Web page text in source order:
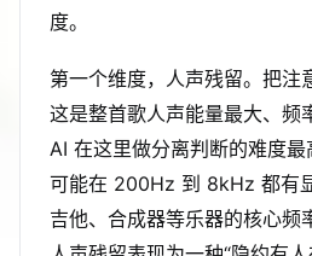
度。
第一个维度，人声残留。把注
这是整首歌人声能量最大、频
AI 在这里做分离判断的难度
可能在 200Hz 到 8kHz 都有
吉他、合成器等乐器的核心频